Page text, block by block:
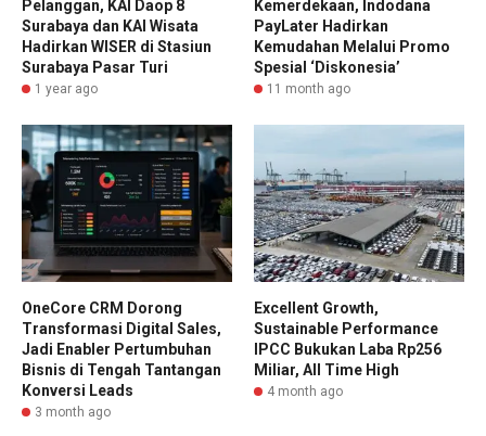
Pelanggan, KAI Daop 8
Surabaya dan KAI Wisata
Hadirkan WISER di Stasiun
Surabaya Pasar Turi
1 year ago
Kemerdekaan, Indodana
PayLater Hadirkan
Kemudahan Melalui Promo
Spesial ‘Diskonesia’
11 month ago
OneCore CRM Dorong
Transformasi Digital Sales,
Jadi Enabler Pertumbuhan
Bisnis di Tengah Tantangan
Konversi Leads
3 month ago
Excellent Growth,
Sustainable Performance
IPCC Bukukan Laba Rp256
Miliar, All Time High
4 month ago